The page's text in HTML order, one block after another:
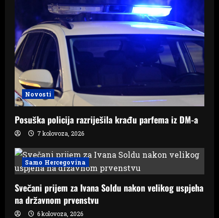
Novosti
Posuška policija razriješila krađu parfema iz DM-a
7 kolovoza, 2026
Samo Hercegovina
Svečani prijem za Ivana Soldu nakon velikog uspjeha
na državnom prvenstvu
6 kolovoza, 2026